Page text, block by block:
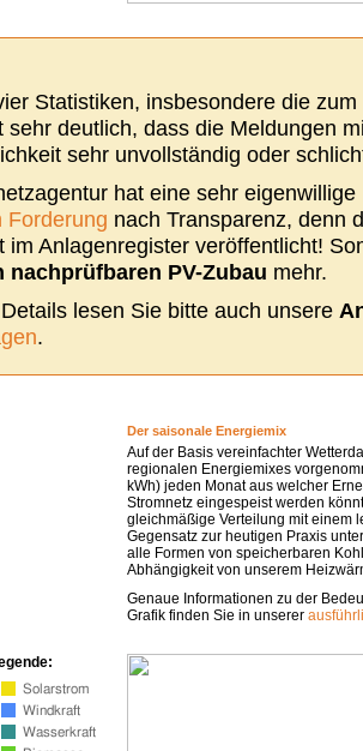
Statistiken, insbesondere die
sehr deutlich, dass die Meldungen
sehr unvollständig oder
hat eine sehr
Forderung nach Transparenz, denn
im Anlagenregister veröffentlicht!
nachprüfbaren PV-Zubau mehr.
lesen Sie bitte auch unsere
.
Der saisonale Energiemix
Auf der Basis vereinfachter
regionalen Energiemixes
kWh) jeden Monat aus welcher
Stromnetz eingespeist werden
gleichmäßige Verteilung mit einem
Gegensatz zur heutigen Praxis
alle Formen von speicherbaren
Abhängigkeit von unserem
Genaue Informationen zu der
Grafik finden Sie in unserer